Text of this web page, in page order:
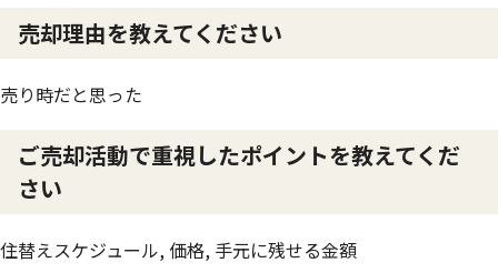
売却理由を教えてください
売り時だと思った
ご売却活動で重視したポイントを教えてくだ
さい
住替えスケジュール, 価格, 手元に残せる金額